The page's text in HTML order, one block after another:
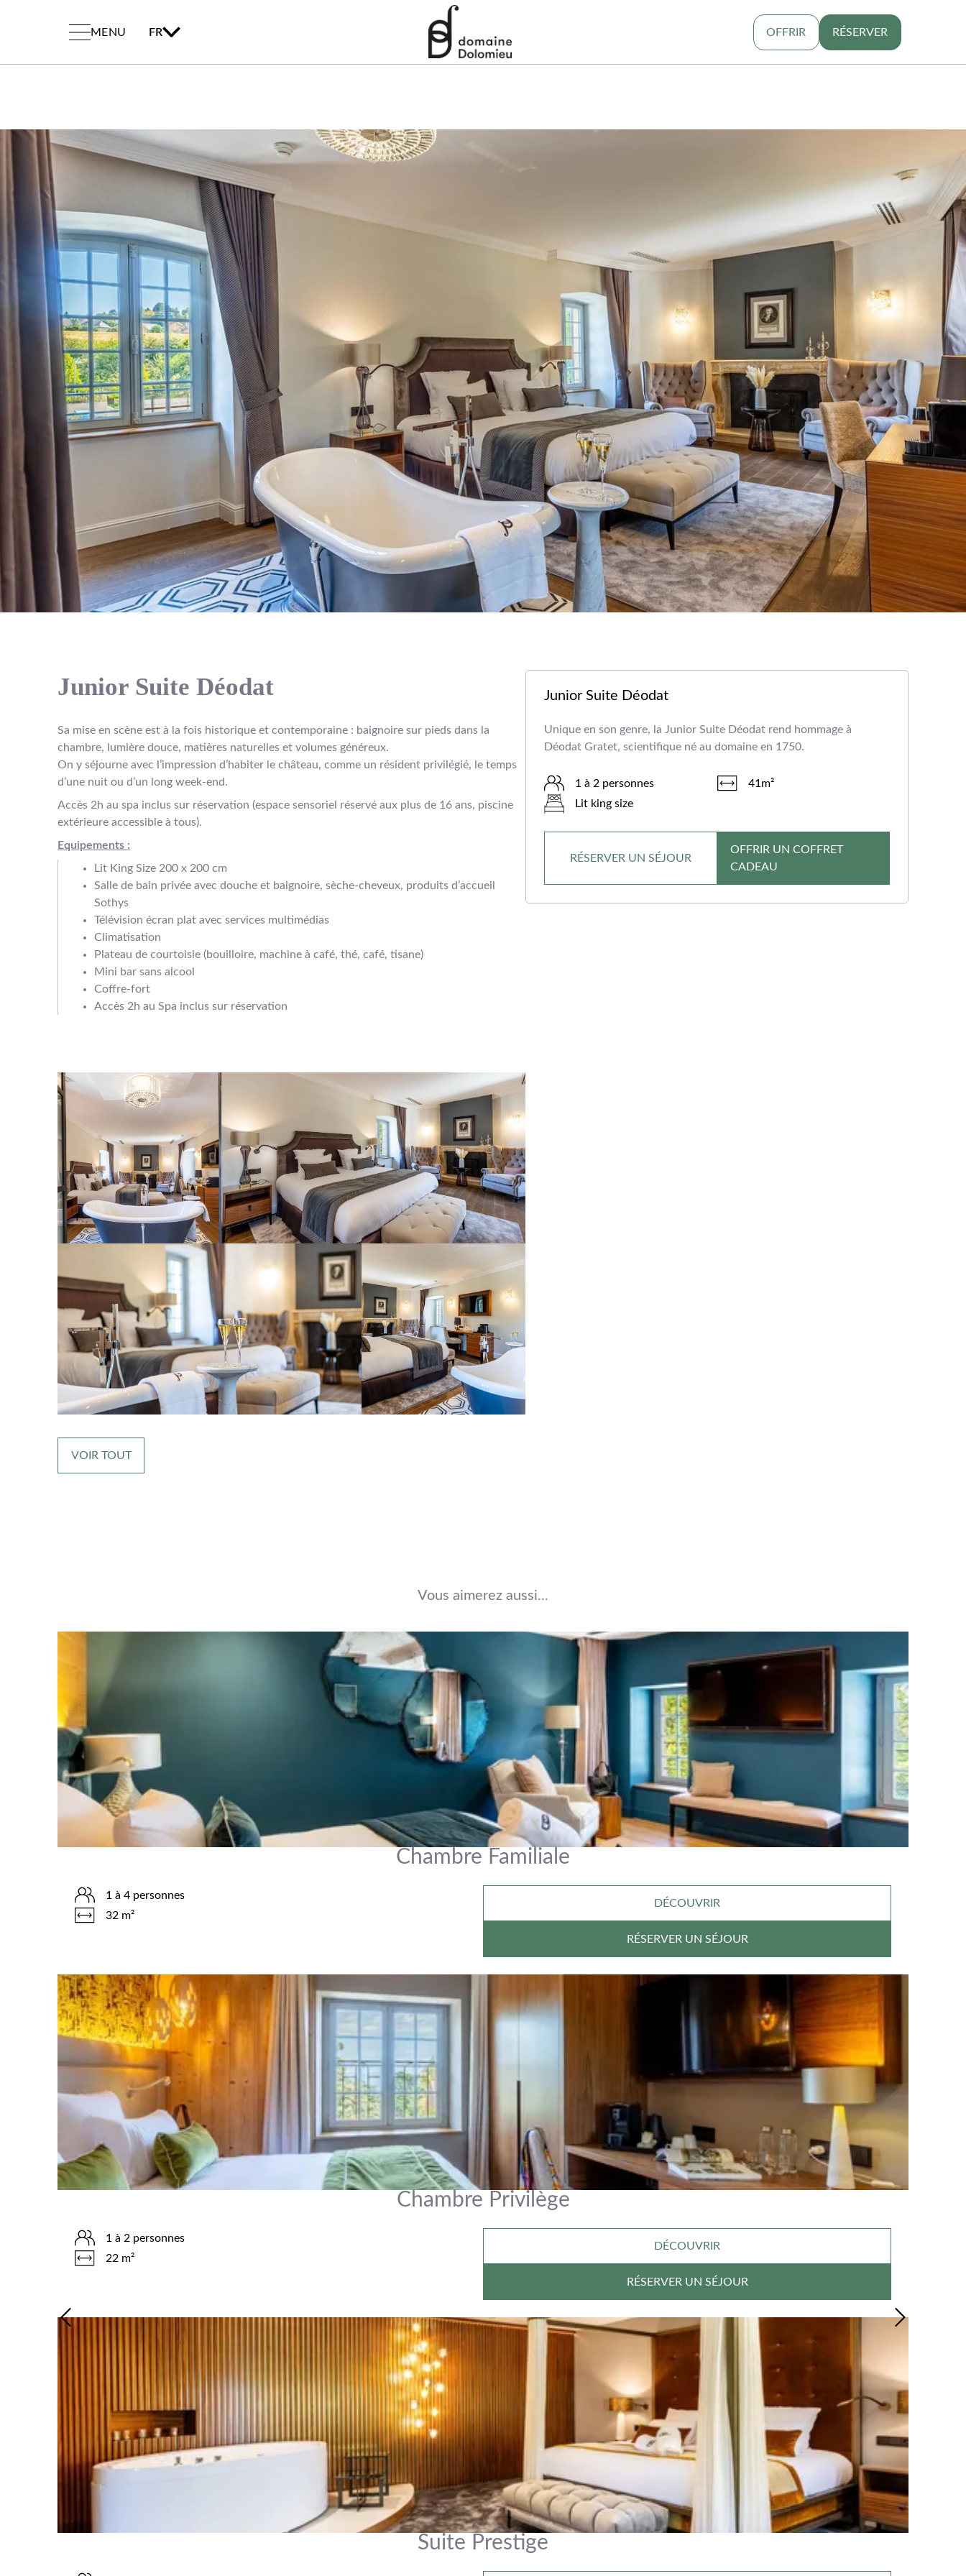
MENU FR OFFRIR RÉSERVER
Junior Suite Déodat
Unique en son genre, la Junior Suite Déodat rend hommage à
Déodat Gratet, scientifique né au domaine en 1750.
1 à 2 personnes
41m²
Lit king size
RÉSERVER UN SÉJOUR
OFFRIR UN COFFRET
CADEAU
Junior Suite Déodat
Sa mise en scène est à la fois historique et contemporaine : baignoire sur pieds dans la
chambre, lumière douce, matières naturelles et volumes généreux.
On y séjourne avec l’impression d’habiter le château, comme un résident privilégié, le temps
d’une nuit ou d’un long week-end.
Accès 2h au spa inclus sur réservation (espace sensoriel réservé aux plus de 16 ans, piscine
extérieure accessible à tous).
Equipements :
Lit King Size 200 x 200 cm
Salle de bain privée avec douche et baignoire, sèche-cheveux, produits d’accueil
Sothys
Télévision écran plat avec services multimédias
Climatisation
Plateau de courtoisie (bouilloire, machine à café, thé, café, tisane)
Mini bar sans alcool
Coffre-fort
Accès 2h au Spa inclus sur réservation
VOIR TOUT
Vous aimerez aussi...
Chambre Familiale
1 à 4 personnes
32 m²
DÉCOUVRIR
RÉSERVER UN SÉJOUR
Chambre Privilège
1 à 2 personnes
22 m²
DÉCOUVRIR
RÉSERVER UN SÉJOUR
Suite Prestige